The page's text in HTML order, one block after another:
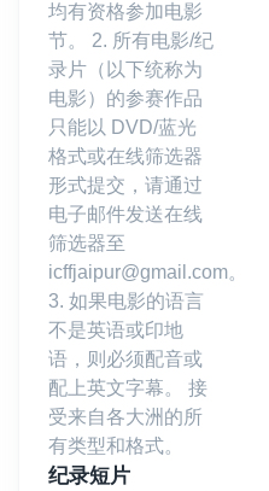
均有资格参加电影
节。 2. 所有电影/纪
录片（以下统称为
电影）的参赛作品
只能以 DVD/蓝光
格式或在线筛选器
形式提交，请通过
电子邮件发送在线
筛选器至
icffjaipur@gmail.com。
3. 如果电影的语言
不是英语或印地
语，则必须配音或
配上英文字幕。 接
受来自各大洲的所
有类型和格式。
纪录短片